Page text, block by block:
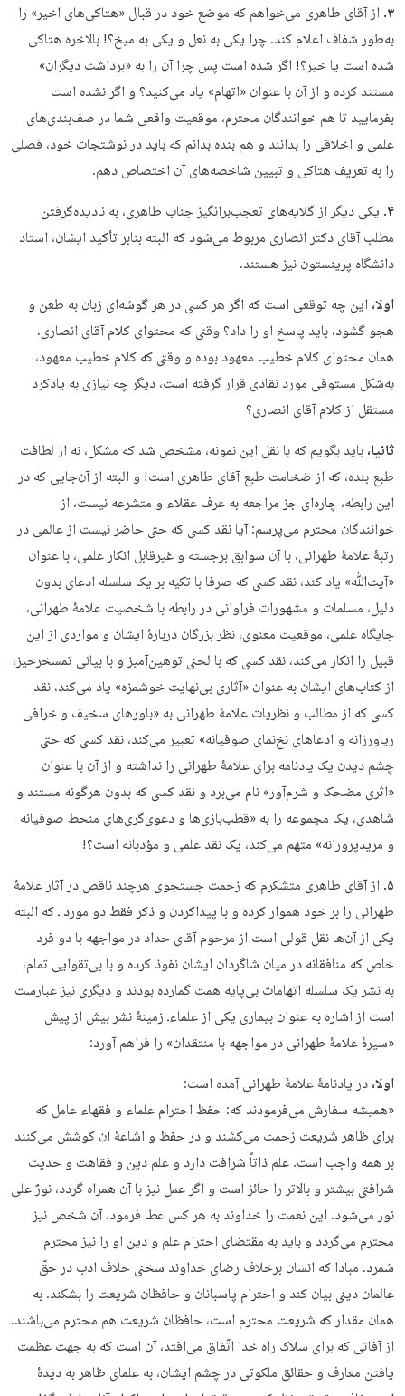
۳. از آقای طاهری می‌خواهم که موضع خود در قبال «هتاکی‌های اخیر» را
به‌طور شفاف اعلام کند. چرا یکی به نعل و یکی به میخ؟! بالاخره هتاکی
شده است یا خیر؟! اگر شده است پس چرا آن را به «برداشت دیگران»
مستند کرده و از آن با عنوان «اتهام» یاد می‌کنید؟ و اگر نشده است
بفرمایید تا هم خوانندگان محترم، موقعیت واقعی شما در صف‌بندی‌های
علمی و اخلاقی را بدانند و هم بنده بدانم که باید در نوشتجات خود، فصلی
را به تعریف هتاکی و تبیین شاخصه‌های آن اختصاص دهم.
۴. یکی دیگر از گلایه‌های تعجب‌برانگیز جناب طاهری، به نادیده‌گرفتن
مطلب آقای دکتر انصاری مربوط می‌شود که البته بنابر تأکید ایشان، استاد
دانشگاه پرینستون نیز هستند.
اولا، این چه توقعی است که اگر هر کسی در هر گوشه‌ای زبان به طعن و
هجو گشود، باید پاسخ او را داد؟ وقتی که محتوای کلام آقای انصاری،
همان محتوای کلام خطیب معهود بوده و وقتی که کلام خطیب معهود،
به‌شکل مستوفی مورد نقادی قرار گرفته است، دیگر چه نیازی به یادکرد
مستقل از کلام آقای انصاری؟
ثانیا،باید بگویم که با نقل این نمونه، مشخص شد که مشکل، نه از لطافت
طبع بنده، که از ضخامت طبع آقای طاهری است! و البته از آن‌جایی‌ که در
این رابطه، چاره‌ای جز مراجعه به عرف عقلاء و متشرعه نیست، از
خوانندگان محترم می‌پرسم: آیا نقد کسی که حتی حاضر نیست از عالمی در
رتبۀ علامۀ طهرانی، با آن سوابق برجسته و غیرقابل‌ انکار علمی، با عنوان
«آیت‌ﷲ» یاد کند، نقد کسی که صرفا با تکیه بر یک سلسله ادعای بدون
دلیل، مسلمات و مشهورات فراوانی در رابطه با شخصیت علامۀ طهرانی،
جایگاه علمی، موقعیت معنوی، نظر بزرگان دربارۀ ایشان و مواردی از این
قبیل را انکار می‌کند، نقد کسی که با لحنی توهین‌آمیز و با بیانی تمسخرخیز،
از کتاب‌های ایشان به‌ عنوان «آثاری بی‌نهایت خوشمزه» یاد می‌کند، نقد
کسی که از مطالب و نظریات علامۀ طهرانی به «باورهای سخیف و خرافی
ریاورزانه و ادعاهای نخ‌نمای صوفیانه» تعبیر می‌کند، نقد کسی که حتی
چشم دیدن یک یادنامه برای علامۀ طهرانی را نداشته و از آن با عنوان
«اثری مضحک و شرم‌آور» نام می‌برد و نقد کسی که بدون هرگونه مستند و
شاهدی، یک مجموعه را به «قطب‌بازی‌ها و دعوی‌گری‌های منحط صوفیانه
و مریدپرورانه» متهم می‌کند، یک نقد علمی و مؤدبانه است؟!
۵. از آقای طاهری متشکرم که زحمت جستجوی هرچند ناقص در آثار علامۀ
طهرانی را بر خود هموار کرده و با پیداکردن و ذکر فقط دو مورد ـ که البته
یکی از آن‌ها نقل قولی است از مرحوم آقای حداد در مواجهه با دو فرد
خاص که منافقانه در میان شاگردان ایشان نفوذ کرده و با بی‌تقوایی تمام،
به نشر یک سلسله اتهامات بی‌پایه همت گمارده بودند و دیگری نیز عبارست
است از اشاره به عنوان بیماری یکی از علماءـ زمینۀ نشر بیش از پیش
«سیرۀ علامۀ طهرانی در مواجهه با منتقدان» را فراهم آورد:
اولا،در یادنامۀ علامۀ طهرانی آمده است:
«همیشه سفارش می‌فرمودند که: حفظ احترام علماء و فقهاء عامل که
براى ظاهر شریعت زحمت مى‌کشند و در حفظ و اشاعۀ آن کوشش مى‌کنند
بر همه واجب است. علم ذاتاً شرافت دارد و علم دین و فقاهت و حدیث
شرافتى بیشتر و بالاتر را حائز است و اگر عمل نیز با آن همراه گردد، نورٌ على
نور مى‌شود. این نعمت را خداوند به هر کس عطا فرمود، آن شخص نیز
محترم می‌گردد و باید به مقتضاى احترام علم و دین او را نیز محترم
شمرد. مبادا که انسان برخلاف رضاى خداوند سخنى خلاف ادب در حقّ
عالمان دینى بیان کند و احترام پاسبانان و حافظان شریعت را بشکند. به
همان مقدار که شریعت محترم است، حافظان شریعت هم محترم مى‌باشند.
از آفاتى که براى سلاک راه خدا اتّفاق مى‌افتد، آن است که به جهت عظمت‌
یافتن معارف و حقائق ملکوتى در چشم ایشان، به علماى ظاهر به دیدۀ